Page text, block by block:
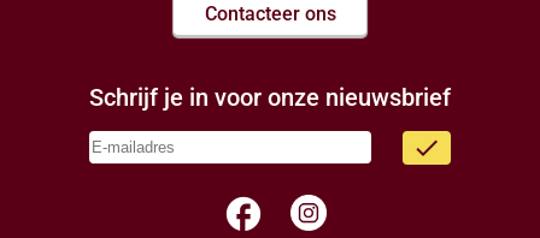
Contacteer ons
Schrijf je in voor onze nieuwsbrief
done
facebook